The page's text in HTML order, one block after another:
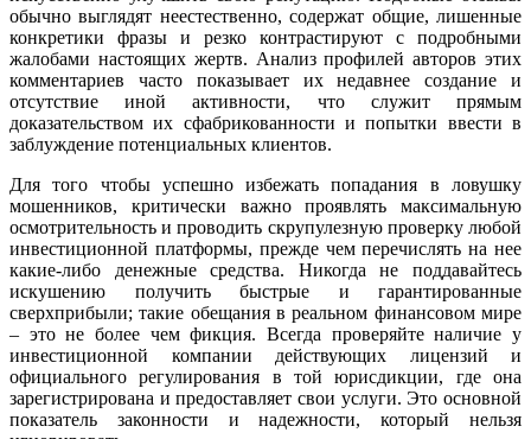
обычно выглядят неестественно, содержат общие, лишенные
конкретики фразы и резко контрастируют с подробными
жалобами настоящих жертв. Анализ профилей авторов этих
комментариев часто показывает их недавнее создание и
отсутствие иной активности, что служит прямым
доказательством их сфабрикованности и попытки ввести в
заблуждение потенциальных клиентов.
Для того чтобы успешно избежать попадания в ловушку
мошенников, критически важно проявлять максимальную
осмотрительность и проводить скрупулезную проверку любой
инвестиционной платформы, прежде чем перечислять на нее
какие-либо денежные средства. Никогда не поддавайтесь
искушению получить быстрые и гарантированные
сверхприбыли; такие обещания в реальном финансовом мире
– это не более чем фикция. Всегда проверяйте наличие у
инвестиционной компании действующих лицензий и
официального регулирования в той юрисдикции, где она
зарегистрирована и предоставляет свои услуги. Это основной
показатель законности и надежности, который нельзя